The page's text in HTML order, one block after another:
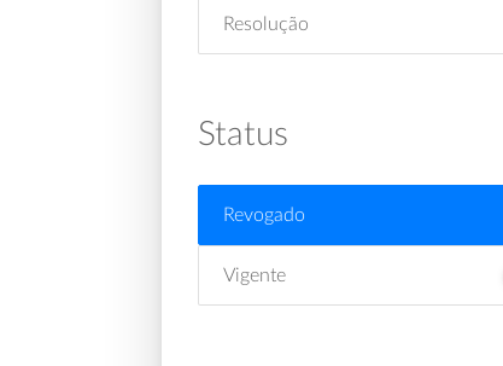
Resolução
Status
Revogado
Vigente